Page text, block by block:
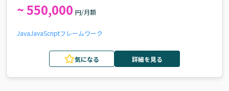
~ 550,000 円/月額
JavaJavaScriptフレームワーク
気になる 詳細を見る